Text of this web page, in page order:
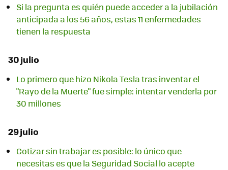
Si la pregunta es quién puede acceder a la jubilación
anticipada a los 56 años, estas 11 enfermedades
tienen la respuesta
30 julio
Lo primero que hizo Nikola Tesla tras inventar el
"Rayo de la Muerte" fue simple: intentar venderla por
30 millones
29 julio
Cotizar sin trabajar es posible: lo único que
necesitas es que la Seguridad Social lo acepte